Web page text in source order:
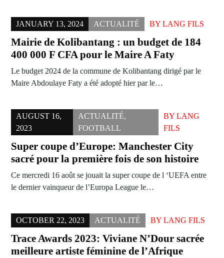
JANUARY 13, 2024 ACTUALITÉ BY LANG FILS
Mairie de Kolibantang : un budget de 184
400 000 F CFA pour le Maire A Faty
Le budget 2024 de la commune de Kolibantang dirigé par le
Maire Abdoulaye Faty a été adopté hier par le…
AUGUST 16,
2023
ACTUALITÉ,
FOOTBALL
BYLANG
FILS
Super coupe d’Europe: Manchester City
sacré pour la première fois de son histoire
Ce mercredi 16 août se jouait la super coupe de l ‘UEFA entre
le dernier vainqueur de l’Europa League le…
OCTOBER 22, 2023 ACTUALITÉ BY LANG FILS
Trace Awards 2023: Viviane N’Dour sacrée
meilleure artiste féminine de l’Afrique